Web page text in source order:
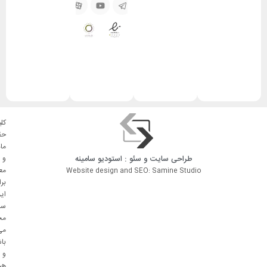
طراحی سایت و سئو : استودیو سامینه
Website design and SEO: Samine Studio
و
و